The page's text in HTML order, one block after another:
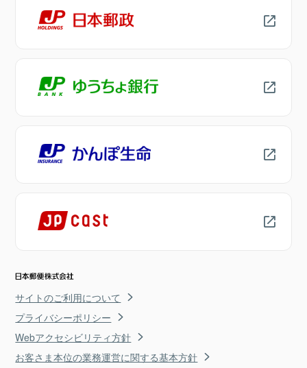
サイトのご利用について
プライバシーポリシー
Webアクセシビリティ方針
お客さま本位の業務運営に関する基本方針